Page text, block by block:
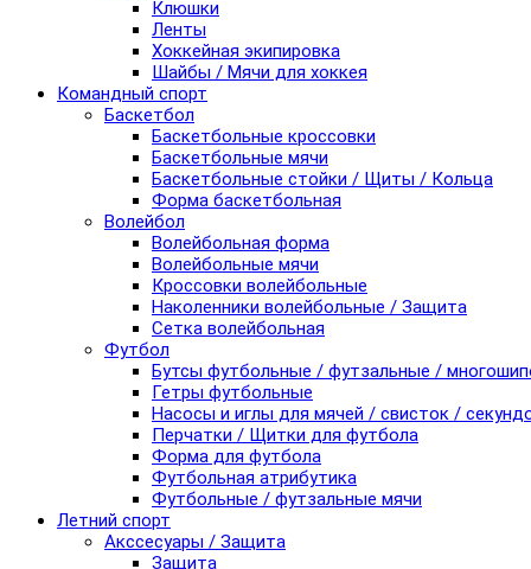
Клюшки
Ленты
Хоккейная экипировка
Шайбы / Мячи для хоккея
Командный спорт
Баскетбол
Баскетбольные кроссовки
Баскетбольные мячи
Баскетбольные стойки / Щиты / Кольца
Форма баскетбольная
Волейбол
Волейбольная форма
Волейбольные мячи
Кроссовки волейбольные
Наколенники волейбольные / Защита
Сетка волейбольная
Футбол
Бутсы футбольные / футзальные /
Гетры футбольные
Насосы и иглы для мячей / свисток /
Перчатки / Щитки для футбола
Форма для футбола
Футбольная атрибутика
Футбольные / футзальные мячи
Летний спорт
Акссесуары / Защита
Защита